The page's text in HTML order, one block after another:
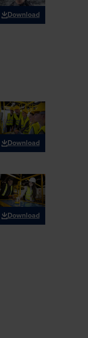
Download
Download
Download